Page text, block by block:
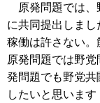
原発問題では、
に共同提出しま
稼働は許さない
原発問題では野
発問題でも野党
したいと思いま